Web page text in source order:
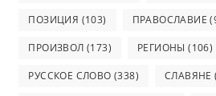
ПОЗИЦИЯ (103) ПРАВОСЛАВИЕ
ПРОИЗВОЛ (173) РЕГИОНЫ (106)
РУССКОЕ СЛОВО (338) СЛАВЯНЕ